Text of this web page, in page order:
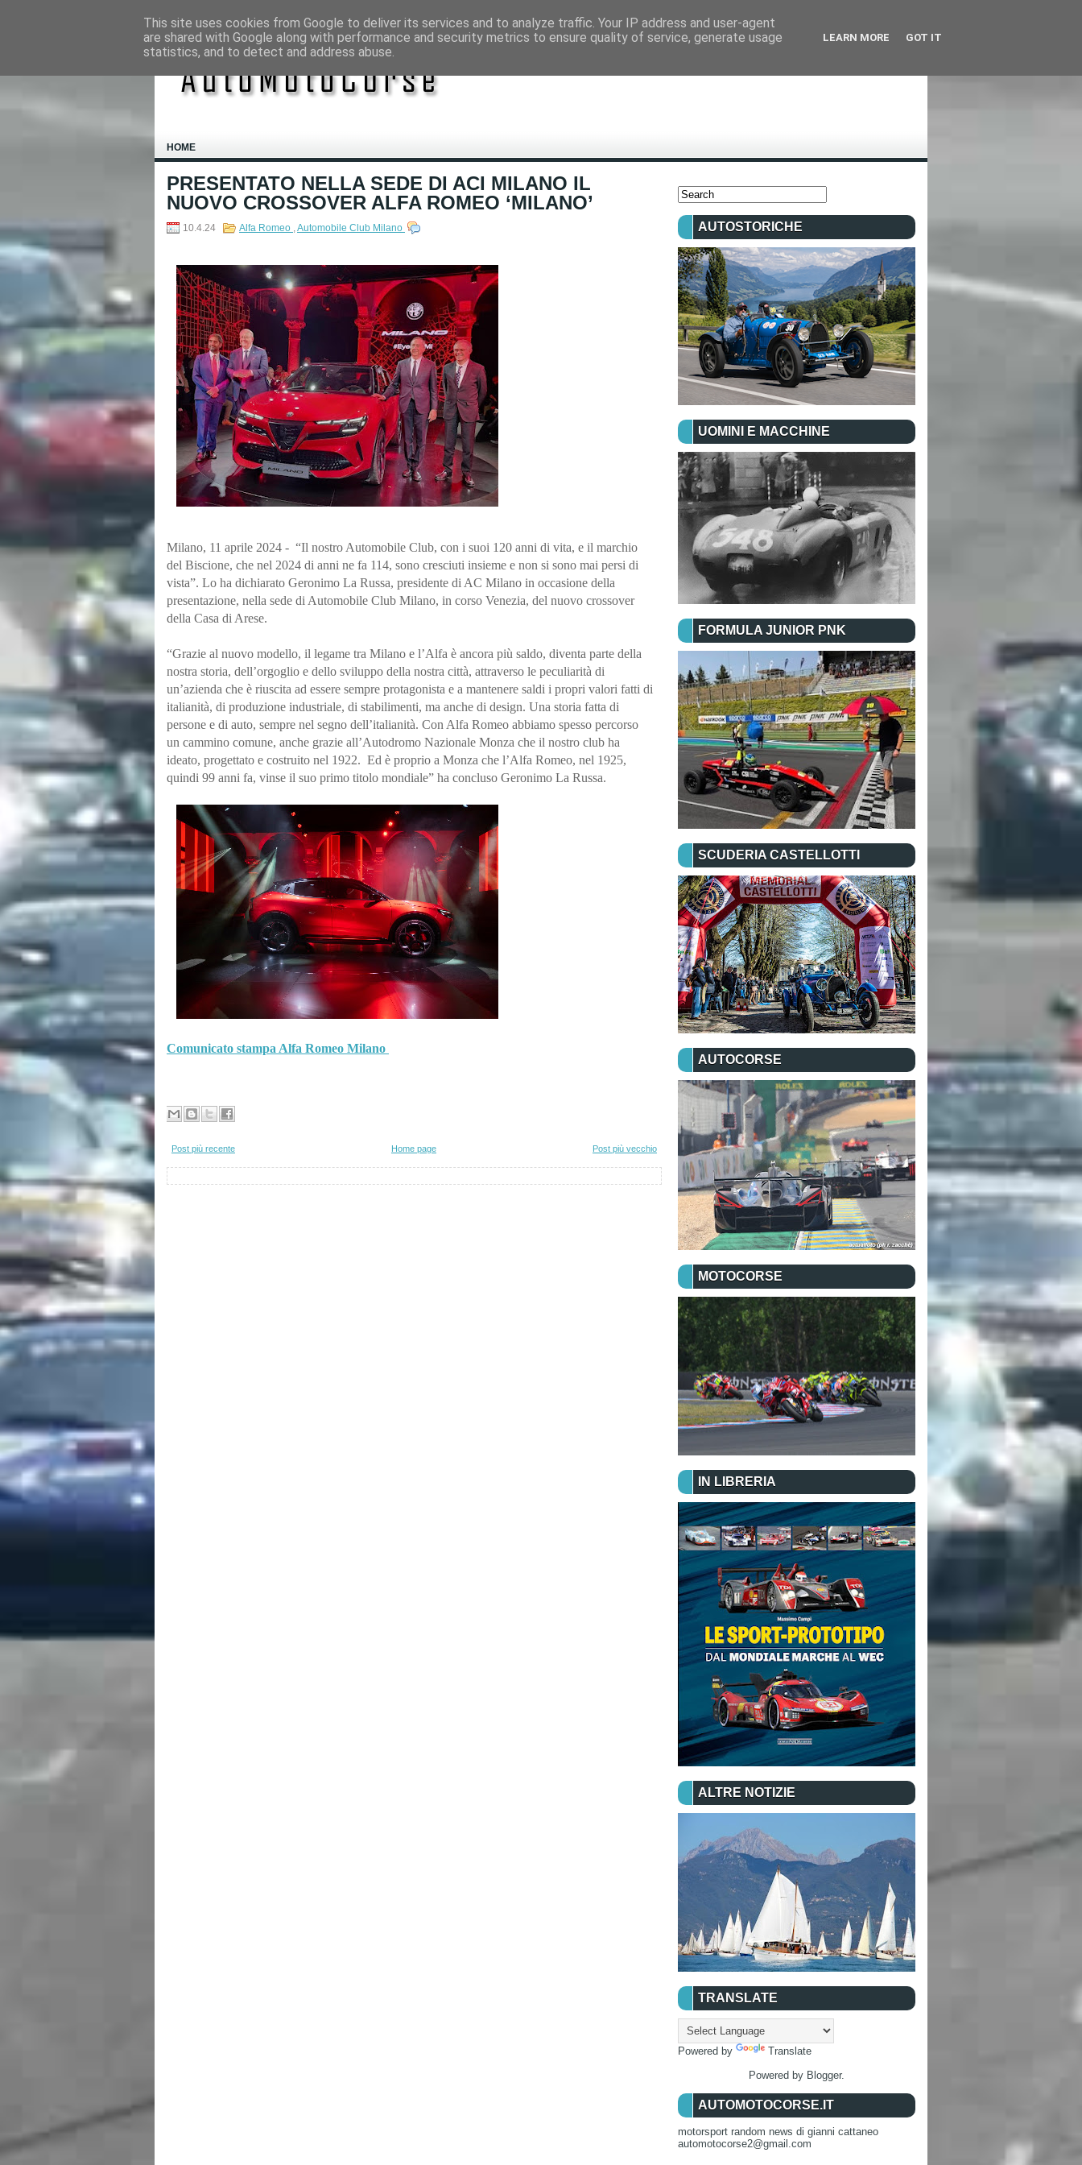
HOME
PRESENTATO NELLA SEDE DI ACI MILANO IL
NUOVO CROSSOVER ALFA ROMEO ‘MILANO’
10.4.24 Alfa Romeo ,Automobile Club Milano
Milano, 11 aprile 2024 -  “Il nostro Automobile Club, con i suoi 120 anni di vita, e il marchio
del Biscione, che nel 2024 di anni ne fa 114, sono cresciuti insieme e non si sono mai persi di
vista”. Lo ha dichiarato Geronimo La Russa, presidente di AC Milano in occasione della
presentazione, nella sede di Automobile Club Milano, in corso Venezia, del nuovo crossover
della Casa di Arese.
“Grazie al nuovo modello, il legame tra Milano e l’Alfa è ancora più saldo, diventa parte della
nostra storia, dell’orgoglio e dello sviluppo della nostra città, attraverso le peculiarità di
un’azienda che è riuscita ad essere sempre protagonista e a mantenere saldi i propri valori fatti di
italianità, di produzione industriale, di stabilimenti, ma anche di design. Una storia fatta di
persone e di auto, sempre nel segno dell’italianità. Con Alfa Romeo abbiamo spesso percorso
un cammino comune, anche grazie all’Autodromo Nazionale Monza che il nostro club ha
ideato, progettato e costruito nel 1922.  Ed è proprio a Monza che l’Alfa Romeo, nel 1925,
quindi 99 anni fa, vinse il suo primo titolo mondiale” ha concluso Geronimo La Russa.
Comunicato stampa Alfa Romeo Milano
Post più recente Post più vecchio
Home page
AUTOSTORICHE
UOMINI E MACCHINE
FORMULA JUNIOR PNK
SCUDERIA CASTELLOTTI
AUTOCORSE
MOTOCORSE
IN LIBRERIA
ALTRE NOTIZIE
TRANSLATE
Powered by
Translate
Powered by Blogger.
AUTOMOTOCORSE.IT
motorsport random news di gianni cattaneo
automotocorse2@gmail.com
This site uses cookies from Google to deliver its services and to analyze traffic. Your IP address and user-agent
are shared with Google along with performance and security metrics to ensure quality of service, generate usage
statistics, and to detect and address abuse.
LEARN MORE GOT IT